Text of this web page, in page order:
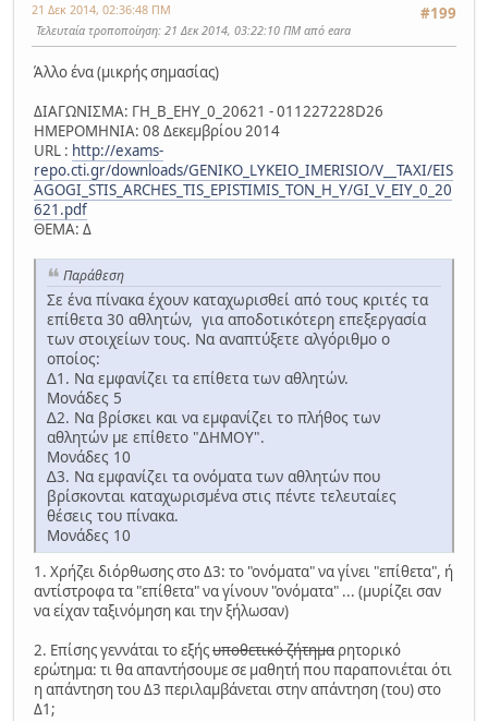
#199
21 Δεκ 2014, 02:36:48 ΠΜ
Τελευταία τροποποίηση: 21 Δεκ 2014, 03:22:10 ΠΜ από eara
Άλλο ένα (μικρής σημασίας)
ΔΙΑΓΩΝΙΣΜΑ: ΓΗ_Β_ΕΗΥ_0_20621 - 011227228D26
ΗΜΕΡΟΜΗΝΙΑ: 08 Δεκεμβρίου 2014
URL : http://exams-
repo.cti.gr/downloads/GENIKO_LYKEIO_IMERISIO/V__TAXI/EIS
AGOGI_STIS_ARCHES_TIS_EPISTIMIS_TON_H_Y/GI_V_EIY_0_20
621.pdf
ΘΕΜΑ: Δ
Παράθεση
Σε ένα πίνακα έχουν καταχωρισθεί από τους κριτές τα
επίθετα 30 αθλητών, για αποδοτικότερη επεξεργασία
των στοιχείων τους. Να αναπτύξετε αλγόριθμο ο
οποίος:
∆1. Να εμφανίζει τα επίθετα των αθλητών.
Μονάδες 5
∆2. Να βρίσκει και να εμφανίζει το πλήθος των
αθλητών με επίθετο "∆ΗΜΟΥ".
Μονάδες 10
∆3. Να εμφανίζει τα ονόματα των αθλητών που
βρίσκονται καταχωρισμένα στις πέντε τελευταίες
θέσεις του πίνακα.
Μονάδες 10
1. Χρήζει διόρθωσης στο Δ3: το "ονόματα" να γίνει "επίθετα", ή
αντίστροφα τα "επίθετα" να γίνουν "ονόματα" ... (μυρίζει σαν
να είχαν ταξινόμηση και την ξήλωσαν)
2. Επίσης γεννάται το εξήςυποθετικό ζήτημα ρητορικό
ερώτημα: τι θα απαντήσουμε σε μαθητή που παραπονιέται ότι
η απάντηση του Δ3 περιλαμβάνεται στην απάντηση (του) στο
Δ1;